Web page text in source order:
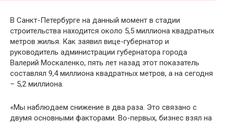
В Санкт-Петербурге на данный момент в стадии
строительства находится около 5,5 миллиона квадратных
метров жилья. Как заявил вице-губернатор и
руководитель администрации губернатора города
Валерий Москаленко, пять лет назад этот показатель
составлял 9,4 миллиона квадратных метров, а на сегодня
– 5,2 миллиона.
«Мы наблюдаем снижение в два раза. Это связано с
двумя основными факторами. Во-первых, бизнес взял на